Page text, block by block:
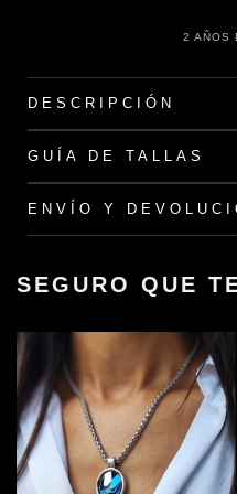
2 AÑOS
DESCRIPCIÓN
GUÍA DE TALLAS
ENVÍO Y
SEGURO QUE